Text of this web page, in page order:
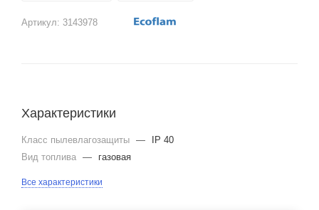
Артикул: 3143978
Характеристики
Класс пылевлагозащиты —
IP 40
Вид топлива — газовая
Все характеристики